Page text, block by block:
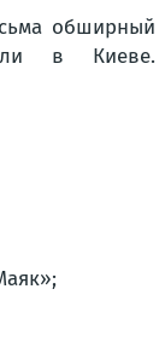
обширный
в Киеве.